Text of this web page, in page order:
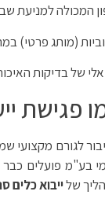
המכולה למניעת
(מותג פרטי)
של בדיקות
פגישת
לגורם מקצועי
למעלה מ-3 עשורים
שלייבוא כלים